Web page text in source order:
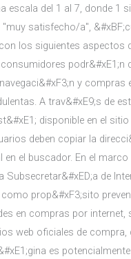
escala del 1 al 7, donde 1
satisfecho/a",
los siguientes aspectos
podr&#xE1;n
y compras
A trav&#xE9;s de
disponible en el sitio
deben copiar la
el buscador. En el
Subsecretar&#xED;a de
como prop&#xF3;sito
en compras por internet,
web oficiales de compra,
es